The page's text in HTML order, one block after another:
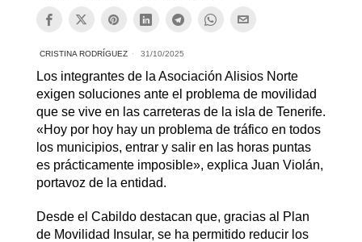
CRISTINA RODRÍGUEZ 31/10/2025
Los integrantes de la Asociación Alisios Norte
exigen soluciones ante el problema de movilidad
que se vive en las carreteras de la isla de Tenerife.
«Hoy por hoy hay un problema de tráfico en todos
los municipios, entrar y salir en las horas puntas
es prácticamente imposible», explica Juan Violán,
portavoz de la entidad.
Desde el Cabildo destacan que, gracias al Plan
de Movilidad Insular, se ha permitido reducir los